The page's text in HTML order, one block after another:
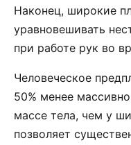
Наконец, широкие
уравновешивать
при работе рук во
Человеческое
50% менее
массе тела, чем у
позволяет